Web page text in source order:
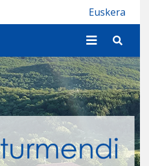
Euskera
Buscar